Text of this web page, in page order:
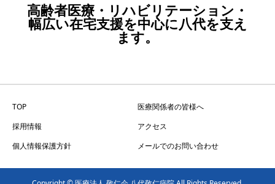
高齢者医療・リハビリテーション・
幅広い在宅支援を中心に八代を支え
ます。
TOP
医療関係者の皆様へ
採用情報
アクセス
個人情報保護方針
メールでのお問い合わせ